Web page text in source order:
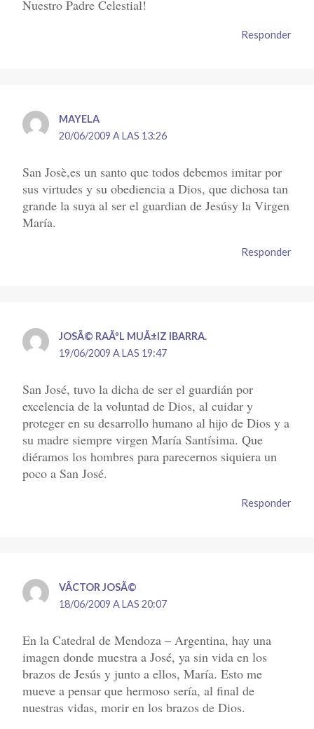
Nuestro Padre Celestial!
Responder
MAYELA
20/06/2009 A LAS 13:26
San Josè,es un santo que todos debemos imitar por
sus virtudes y su obediencia a Dios, que dichosa tan
grande la suya al ser el guardian de Jesúsy la Virgen
María.
Responder
JOSÃ© RAÃºL MUÃ±IZ IBARRA.
19/06/2009 A LAS 19:47
San José, tuvo la dicha de ser el guardián por
excelencia de la voluntad de Dios, al cuidar y
proteger en su desarrollo humano al hijo de Dios y a
su madre siempre virgen María Santísima. Que
diéramos los hombres para parecernos siquiera un
poco a San José.
Responder
VÃ­CTOR JOSÃ©
18/06/2009 A LAS 20:07
En la Catedral de Mendoza – Argentina, hay una
imagen donde muestra a José, ya sin vida en los
brazos de Jesús y junto a ellos, María. Esto me
mueve a pensar que hermoso sería, al final de
nuestras vidas, morir en los brazos de Dios.